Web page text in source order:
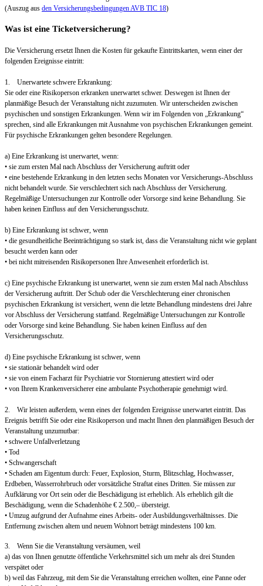
(Auszug aus den Versicherungsbedingungen AVB TIC 18)
Was ist eine Ticketversicherung?
Die Versicherung ersetzt Ihnen die Kosten für gekaufte Eintrittskarten, wenn einer der
folgenden Ereignisse eintritt:
1. Unerwartete schwere Erkrankung:
Sie oder eine Risikoperson erkranken unerwartet schwer. Deswegen ist Ihnen der
planmäßige Besuch der Veranstaltung nicht zuzumuten. Wir unterscheiden zwischen
psychischen und sonstigen Erkrankungen. Wenn wir im Folgenden von „Erkrankung“
sprechen, sind alle Erkrankungen mit Ausnahme von psychischen Erkrankungen gemeint.
Für psychische Erkrankungen gelten besondere Regelungen.
a) Eine Erkrankung ist unerwartet, wenn:
• sie zum ersten Mal nach Abschluss der Versicherung auftritt oder
• eine bestehende Erkrankung in den letzten sechs Monaten vor Versicherungs-Abschluss
nicht behandelt wurde. Sie verschlechtert sich nach Abschluss der Versicherung.
Regelmäßige Untersuchungen zur Kontrolle oder Vorsorge sind keine Behandlung. Sie
haben keinen Einfluss auf den Versicherungsschutz.
b) Eine Erkrankung ist schwer, wenn
• die gesundheitliche Beeinträchtigung so stark ist, dass die Veranstaltung nicht wie geplant
besucht werden kann oder
• bei nicht mitreisenden Risikopersonen Ihre Anwesenheit erforderlich ist.
c) Eine psychische Erkrankung ist unerwartet, wenn sie zum ersten Mal nach Abschluss
der Versicherung auftritt. Der Schub oder die Verschlechterung einer chronischen
psychischen Erkrankung ist versichert, wenn die letzte Behandlung mindestens drei Jahre
vor Abschluss der Versicherung stattfand. Regelmäßige Untersuchungen zur Kontrolle
oder Vorsorge sind keine Behandlung. Sie haben keinen Einfluss auf den
Versicherungsschutz.
d) Eine psychische Erkrankung ist schwer, wenn
• sie stationär behandelt wird oder
• sie von einem Facharzt für Psychiatrie vor Stornierung attestiert wird oder
• von Ihrem Krankenversicherer eine ambulante Psychotherapie genehmigt wird.
2. Wir leisten außerdem, wenn eines der folgenden Ereignisse unerwartet eintritt. Das
Ereignis betrifft Sie oder eine Risikoperson und macht Ihnen den planmäßigen Besuch der
Veranstaltung unzumutbar:
• schwere Unfallverletzung
• Tod
• Schwangerschaft
• Schaden am Eigentum durch: Feuer, Explosion, Sturm, Blitzschlag, Hochwasser,
Erdbeben, Wasserrohrbruch oder vorsätzliche Straftat eines Dritten. Sie müssen zur
Aufklärung vor Ort sein oder die Beschädigung ist erheblich. Als erheblich gilt die
Beschädigung, wenn die Schadenhöhe € 2.500,– übersteigt.
• Umzug aufgrund der Aufnahme eines Arbeits- oder Ausbildungsverhältnisses. Die
Entfernung zwischen altem und neuem Wohnort beträgt mindestens 100 km.
3. Wenn Sie die Veranstaltung versäumen, weil
a) das von Ihnen genutzte öffentliche Verkehrsmittel sich um mehr als drei Stunden
verspätet oder
b) weil das Fahrzeug, mit dem Sie die Veranstaltung erreichen wollten, eine Panne oder